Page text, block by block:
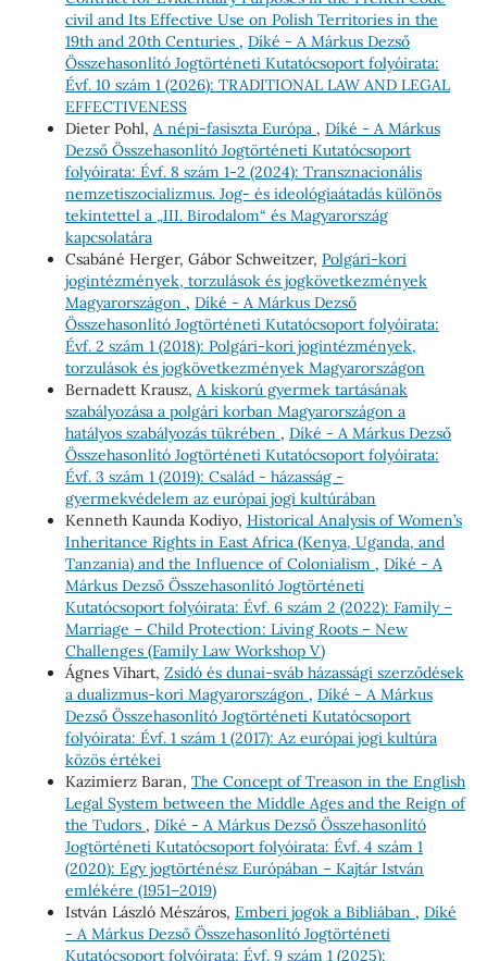
civil and Its Effective Use on Polish Territories in the
19th and 20th Centuries , Díké - A Márkus Dezső
Összehasonlító Jogtörténeti Kutatócsoport folyóirata:
Évf. 10 szám 1 (2026): TRADITIONAL LAW AND LEGAL
EFFECTIVENESS
Dieter Pohl, A népi-fasiszta Európa , Díké - A Márkus
Dezső Összehasonlító Jogtörténeti Kutatócsoport
folyóirata: Évf. 8 szám 1-2 (2024): Transznacionális
nemzetiszocializmus. Jog- és ideológiaátadás különös
tekintettel a „III. Birodalom“ és Magyarország
kapcsolatára
Csabáné Herger, Gábor Schweitzer, Polgári-kori
jogintézmények, torzulások és jogkövetkezmények
Magyarországon , Díké - A Márkus Dezső
Összehasonlító Jogtörténeti Kutatócsoport folyóirata:
Évf. 2 szám 1 (2018): Polgári-kori jogintézmények,
torzulások és jogkövetkezmények Magyarországon
Bernadett Krausz, A kiskorú gyermek tartásának
szabályozása a polgári korban Magyarországon a
hatályos szabályozás tükrében , Díké - A Márkus Dezső
Összehasonlító Jogtörténeti Kutatócsoport folyóirata:
Évf. 3 szám 1 (2019): Család - házasság -
gyermekvédelem az európai jogi kultúrában
Kenneth Kaunda Kodiyo, Historical Analysis of Women’s
Inheritance Rights in East Africa (Kenya, Uganda, and
Tanzania) and the Influence of Colonialism , Díké - A
Márkus Dezső Összehasonlító Jogtörténeti
Kutatócsoport folyóirata: Évf. 6 szám 2 (2022): Family –
Marriage – Child Protection: Living Roots – New
Challenges (Family Law Workshop V)
Ágnes Vihart, Zsidó és dunai-sváb házassági szerződések
a dualizmus-kori Magyarországon , Díké - A Márkus
Dezső Összehasonlító Jogtörténeti Kutatócsoport
folyóirata: Évf. 1 szám 1 (2017): Az európai jogi kultúra
közös értékei
Kazimierz Baran, The Concept of Treason in the English
Legal System between the Middle Ages and the Reign of
the Tudors , Díké - A Márkus Dezső Összehasonlító
Jogtörténeti Kutatócsoport folyóirata: Évf. 4 szám 1
(2020): Egy jogtörténész Európában – Kajtár István
emlékére (1951–2019)
István László Mészáros, Emberi jogok a Bibliában , Díké
- A Márkus Dezső Összehasonlító Jogtörténeti
Kutatócsoport folyóirata: Évf. 9 szám 1 (2025):